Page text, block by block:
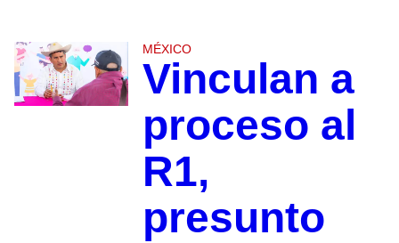
MÉXICO
Vinculan a
proceso al
R1,
presunto